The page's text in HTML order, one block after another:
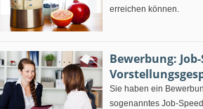
erreichen können.
Bewerbung:
Sie haben ein
sogenanntes Job-